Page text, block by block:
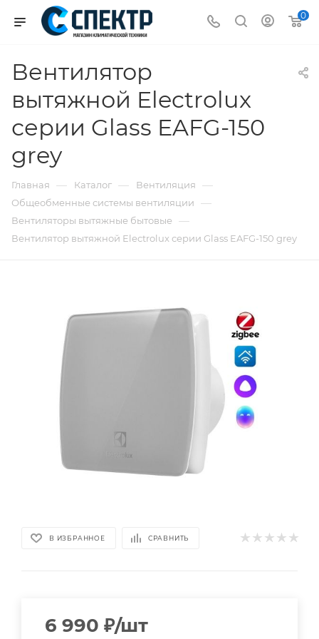
0
Вентилятор
вытяжной Electrolux
серии Glass EAFG-150
grey
Главная — Каталог — Вентиляция —
Общеобменные системы вентиляции —
Вентиляторы вытяжные бытовые —
Вентилятор вытяжной Electrolux серии Glass EAFG-150 grey
В ИЗБРАННОЕ СРАВНИТЬ
6 990 ₽/шт